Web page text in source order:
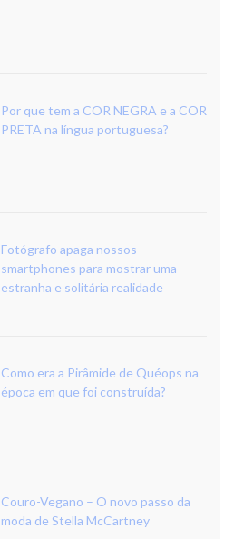
Por que tem a COR NEGRA e a COR
PRETA na língua portuguesa?
Fotógrafo apaga nossos
smartphones para mostrar uma
estranha e solitária realidade
Como era a Pirâmide de Quéops na
época em que foi construída?
Couro-Vegano – O novo passo da
moda de Stella McCartney